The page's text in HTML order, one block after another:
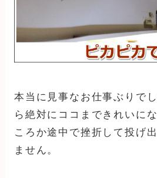
本当に見事なお仕事ぶりで
ら絶対にココまできれいに
ころか途中で挫折して投げ
ません。